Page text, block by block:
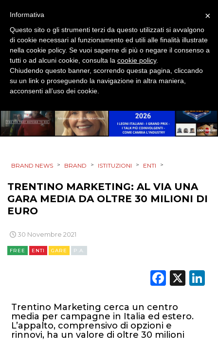
RADIO / AUDIO
TV
DATI
NORMATIVE
CASE HISTORY
BRAND NEWS > BRAND > ISTITUZIONI > ENTI >
TRENTINO MARKETING: AL VIA UNA
GARA MEDIA DA OLTRE 30 MILIONI DI
EURO
30 Novembre 2021
FREE ENTI GARE P.A.
X
Trentino Marketing cerca un centro
media per campagne in Italia ed estero.
L’appalto, comprensivo di opzioni e
rinnovi, ha un valore di oltre 30 milioni
×
Informativa
Questo sito o gli strumenti terzi da questo utilizzati si avvalgono
di cookie necessari al funzionamento ed utili alle finalità illustrate
nella cookie policy. Se vuoi saperne di più o negare il consenso a
tutti o ad alcuni cookie, consulta la cookie policy.
Chiudendo questo banner, scorrendo questa pagina, cliccando
su un link o proseguendo la navigazione in altra maniera,
acconsenti all’uso dei cookie.